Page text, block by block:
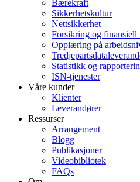
Bærekraft
Sikkerhetskultur
Nettsikkerhet
Forsikring og finansiell
Opplæring på
Statistikk og
ISN-tjenester
Våre kunder
Klienter
Leverandører
Ressurser
Arrangement
Blogg
Publikasjoner
Videobibliotek
FAQs